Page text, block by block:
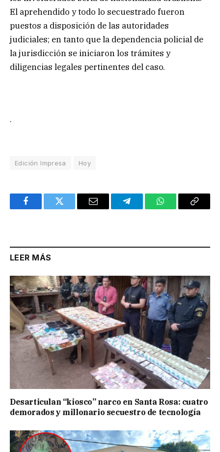
El aprehendido y todo lo secuestrado fueron
puestos a disposición de las autoridades
judiciales; en tanto que la dependencia policial de
la jurisdicción se iniciaron los trámites y
diligencias legales pertinentes del caso.
.
Edición Impresa Hoy
FacebookTwitter Email TelegramWhatsAppCopy
LEER MÁS
Desarticulan “kiosco” narco en Santa Rosa: cuatro
demorados y millonario secuestro de tecnología